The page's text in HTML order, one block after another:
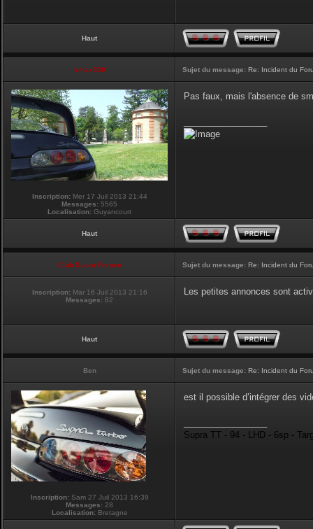
Haut
vmax330 Sujet du message: Re: Incident du
Inscription:Mer 17 Juil 2013 21:44
Messages: 5565
Localisation: Guyancourt
Pas faux, mais l'absence de
Haut
Club Supra France Sujet du message: Re: Incident du
Inscription: Mar 16 Juil 2013 21:16
Messages: 82
Les petites annonces sont
Haut
Ben Sujet du message: Re: Incident du
Inscription:Sam 27 Juil 2013 16:39
Messages: 28
Localisation:Bretagne
est il possible d’intégrer des
Supra TT - 94 - LHD - 6sp -